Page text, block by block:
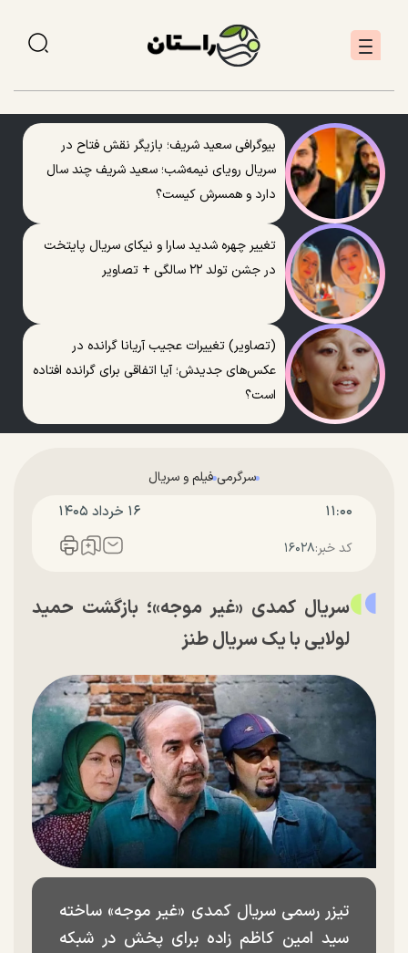
بیوگرافی سعید شریف؛ بازیگر نقش فتاح در
سریال رویای نیمه‌شب؛ سعید شریف چند سال
دارد و همسرش کیست؟
تغییر چهره شدید سارا و نیکای سریال پایتخت
در جشن تولد ۲۲ سالگی + تصاویر
(تصاویر) تغییرات عجیب آریانا گرانده در
عکس‌های جدیدش؛ آیا اتفاقی برای گرانده افتاده
است؟
سرگرمی فیلم و سریال
۱۱:۰۰ ۱۶ خرداد ۱۴۰۵
کد خبر:۱۶۰۲۸
سریال کمدی «غیر موجه»؛ بازگشت حمید
لولایی با یک سریال طنز
تیزر رسمی سریال کمدی «غیر موجه» ساخته
سید امین کاظم زاده برای پخش در شبکه